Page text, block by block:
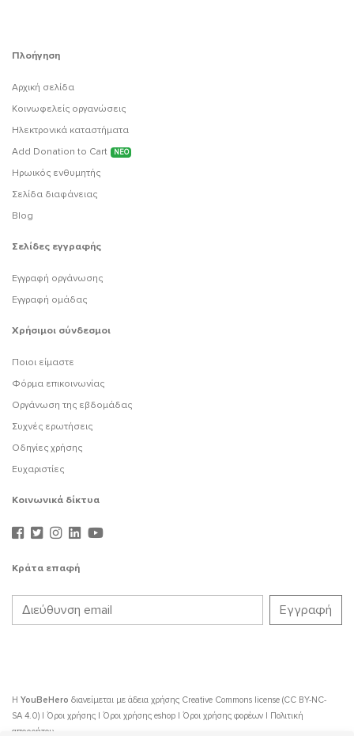
Πλοήγηση
Αρχική σελίδα
Κοινωφελείς οργανώσεις
Ηλεκτρονικά καταστήματα
Add Donation to Cart
ΝΕΟ
Ηρωικός ενθυμητής
Σελίδα διαφάνειας
Blog
Σελίδες εγγραφής
Εγγραφή οργάνωσης
Εγγραφή ομάδας
Χρήσιμοι σύνδεσμοι
Ποιοι είμαστε
Φόρμα επικοινωνίας
Οργάνωση της εβδομάδας
Συχνές ερωτήσεις
Οδηγίες χρήσης
Ευχαριστίες
Κοινωνικά δίκτυα
Κράτα επαφή
Η YouBeHero διανείμεται με άδεια χρήσης Creative Commons license (CC BY-NC-
SA 4.0) | Όροι χρήσης | Όροι χρήσης eshop | Όροι χρήσης φορέων | Πολιτική
απορρήτου